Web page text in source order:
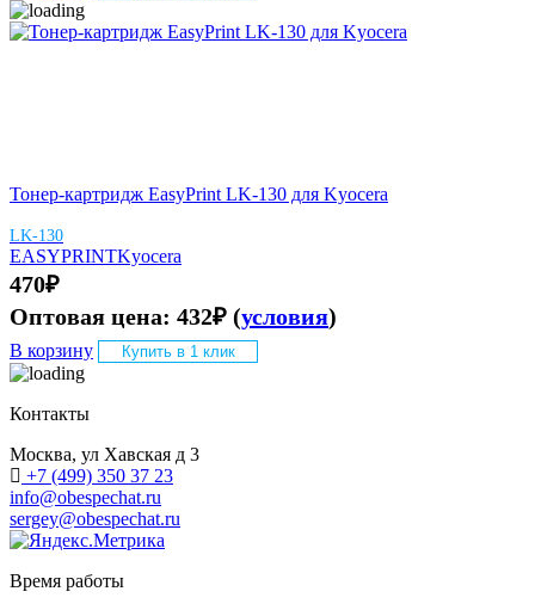
Тонер-картридж EasyPrint LK-130 для Kyocera
LK-130
EASYPRINTKyocera
470₽
Оптовая цена: 432₽ (условия)
В корзину Купить в 1 клик
Контакты
Москва, ул Хавская д 3
+7 (499) 350 37 23
info@obespechat.ru
sergey@obespechat.ru
Время работы